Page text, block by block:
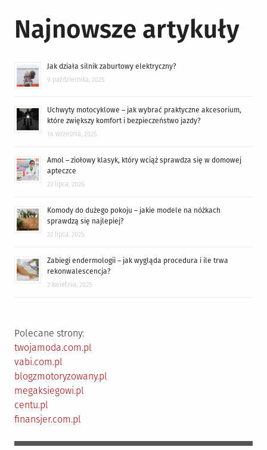
Najnowsze artykuły
Jak działa silnik zaburtowy elektryczny?
9 października, 2025
Uchwyty motocyklowe – jak wybrać praktyczne akcesorium,
które zwiększy komfort i bezpieczeństwo jazdy?
16 września, 2025
Amol – ziołowy klasyk, który wciąż sprawdza się w domowej
apteczce
23 lipca, 2025
Komody do dużego pokoju – jakie modele na nóżkach
sprawdzą się najlepiej?
22 lipca, 2025
Zabiegi endermologii – jak wygląda procedura i ile trwa
rekonwalescencja?
2 kwietnia, 2025
Polecane strony:
twojamoda.com.pl
vabi.com.pl
blogzmotoryzowany.pl
megaksiegowi.pl
centu.pl
finansjer.com.pl